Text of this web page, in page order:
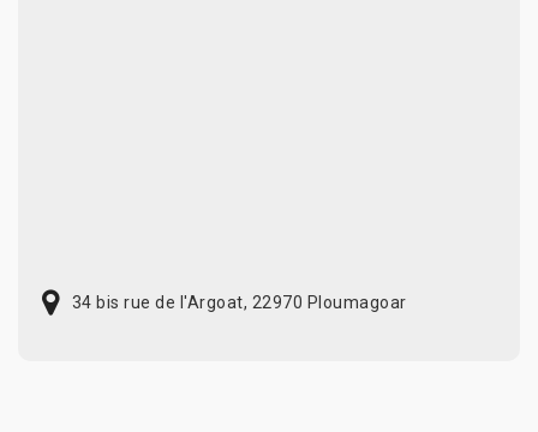
34 bis rue de l'Argoat, 22970 Ploumagoar